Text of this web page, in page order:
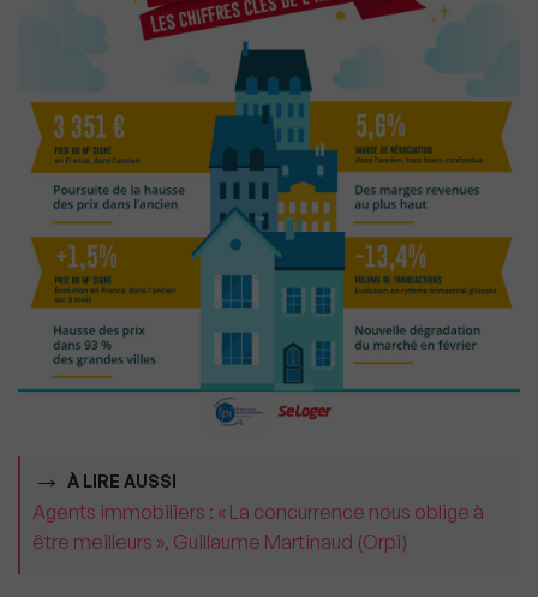
À LIRE AUSSI
Agents immobiliers : « La concurrence nous oblige à
être meilleurs », Guillaume Martinaud (Orpi)